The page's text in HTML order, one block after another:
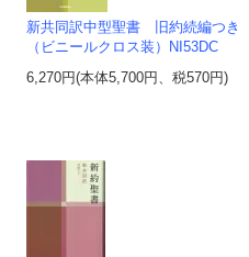
新共同訳中型聖書 旧約続編つき
（ビニールクロス装）NI53DC
6,270円(本体5,700円、税570円)